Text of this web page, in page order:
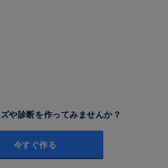
や診断を作ってみませんか？
今すぐ作る